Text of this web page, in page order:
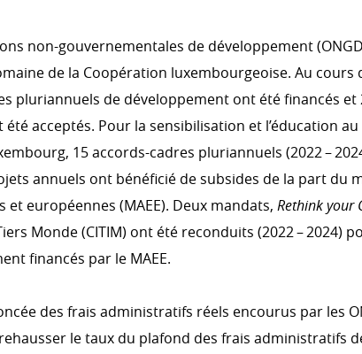
L'ACTION
Action
Emergency.lu
climatique
OCDE CAD
Partenariat
service du
pour le développement
non-gouvernementales de développement
de la Coopération luxembourgeoise. Au cours
pluriannuels de développement ont été financés et
acceptés. Pour la sensibilisation et l’éducation au
15 accords-cadres pluriannuels (2022 –
annuels ont bénéficié de subsides de la part du
et européennes (MAEE). Deux mandats, Rethink your
Monde (CITIM) ont été reconduits (2022 – 2024)
financés par le MAEE.
des frais administratifs réels encourus par les
le taux du plafond des frais administratifs